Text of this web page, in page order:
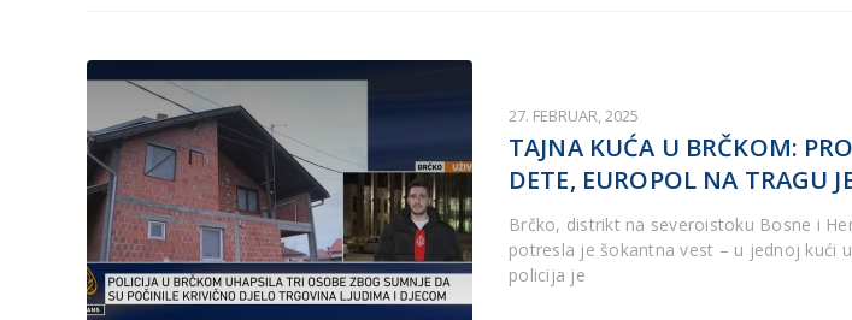
27. FEBRUAR, 2025
TAJNA KUĆA U BRČKOM:
DETE, EUROPOL NA TRAGU
Brčko, distrikt na severoistoku Bosne i
potresla je šokantna vest – u jednoj kući
policija je